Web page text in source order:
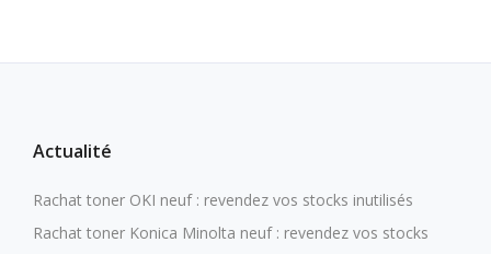
Actualité
Rachat toner OKI neuf : revendez vos stocks inutilisés
Rachat toner Konica Minolta neuf : revendez vos stocks